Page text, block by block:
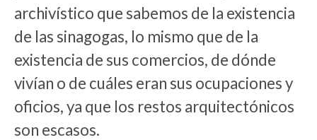
archivístico que sabemos de la existencia
de las sinagogas, lo mismo que de la
existencia de sus comercios, de dónde
vivían o de cuáles eran sus ocupaciones y
oficios, ya que los restos arquitectónicos
son escasos.